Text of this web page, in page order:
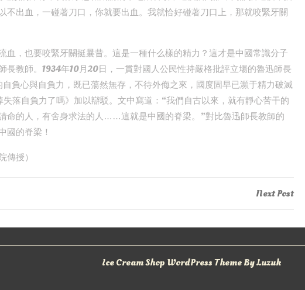
不出血，一碰著刀口，你就要出血。我就恰好碰著刀口上，那就咬緊牙關
血，也要咬緊牙關挺曩昔。這是一種什么樣的精力？這才是中國常識分子
長教師。1934年10月20日，一貫對國人公民性持嚴格批評立場的魯迅師長
負心與自負力，既已蕩然無存，不待外侮之來，國度固早已瀕于精力破滅
落自負力了嗎》加以辯駁。文中寫道：“我們自古以來，就有靜心苦干的
命的人，有舍身求法的人……這就是中國的脊梁。”對比魯迅師長教師的
國的脊梁！
傳授）
Next
Next Post
Ice Cream Shop WordPress Theme By Luzuk